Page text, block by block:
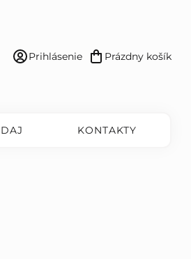
Prihlásenie
Nákupný
Prázdny košík
KONTAKTY